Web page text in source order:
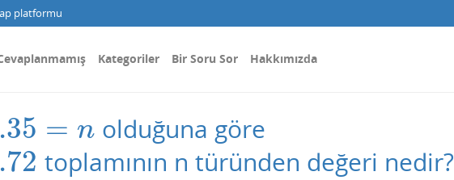
platformu
Kategoriler Bir Soru Sor Hakkımızda
= n olduğuna göre
toplamının n türünden değeri nedir?